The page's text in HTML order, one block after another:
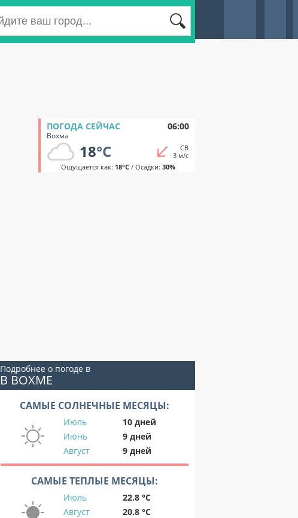
ПОГОДА СЕЙЧАС 06:00
Вохма
18°C
СВ
3 м/с
Ощущается как: 18°C/ Осадки: 30%
Подробнее о погоде в
В ВОХМЕ
САМЫЕ СОЛНЕЧНЫЕ МЕСЯЦЫ:
Июль
10 дней
Июнь
9 дней
Август
9 дней
САМЫЕ ТЕПЛЫЕ МЕСЯЦЫ:
Июль
22.8 °C
Август
20.8 °C